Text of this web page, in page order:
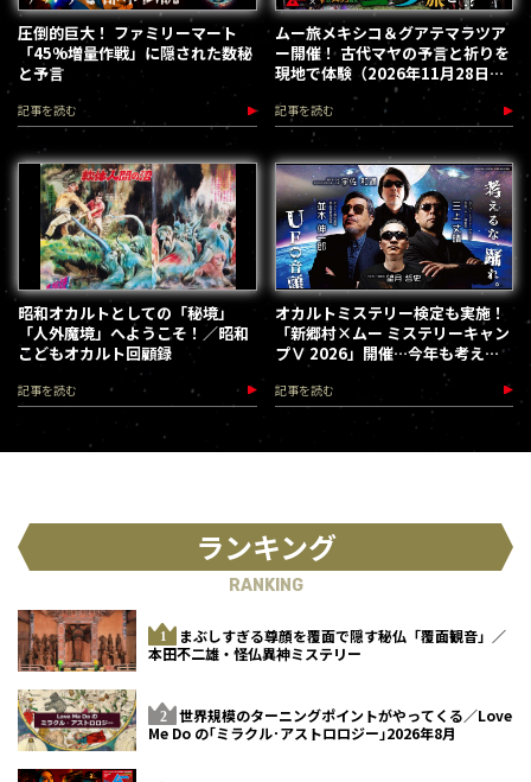
圧倒的巨大！ ファミリーマート
「45%増量作戦」に隠された数秘
と予言
記事を読む
ムー旅メキシコ＆グアテマラツア
ー開催！ 古代マヤの予言と祈りを
現地で体験（2026年11月28日～
記事を読む
昭和オカルトとしての「秘境」
「人外魔境」へようこそ！／昭和
こどもオカルト回顧録
記事を読む
オカルトミステリー検定も実施！
「新郷村×ムー ミステリーキャン
プⅤ 2026」開催…今年も考える
な、踊れ！（2026.9.12）
記事を読む
ランキング
RANKING
まぶしすぎる尊顔を覆面で隠す秘仏「覆面観音」／
本田不二雄・怪仏異神ミステリー
世界規模のターニングポイントがやってくる／Love
Me Do の｢ミラクル･アストロロジー｣2026年8月